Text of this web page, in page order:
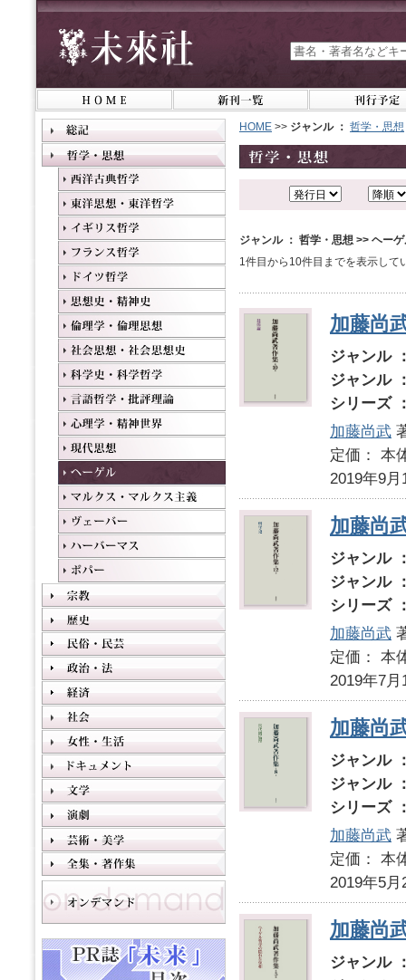
HOME >> ジャンル ： 哲学・思想
ジャンル ： 哲学・思想 >> ヘー
1件目から10件目までを表示して
加藤尚
ジャンル
ジャンル
シリーズ
加藤尚武
定価：
2019年9月
加藤尚
ジャンル
ジャンル
シリーズ
加藤尚武
定価：
2019年7月
加藤尚
ジャンル
ジャンル
シリーズ
加藤尚武
定価：
2019年5月
加藤尚
ジャンル